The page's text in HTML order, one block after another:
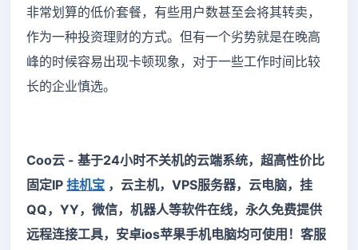
非常划算的低价套餐，有些用户数甚至会将其转卖，
作为一种投资理财的方式。但有一个劣势就是在晚高
峰的时候容易出现卡顿现象，对于一些工作时间比较
长的企业慎选。
Coo云 - 基于24小时不关机的云端系统，超高性价比
固定IP 挂机宝 ，云主机，VPS服务器，云电脑，挂
QQ，YY，微信，机器人等软件在线，永久免费提供
远程连接工具，安卓ios苹果手机电脑均可使用！客服